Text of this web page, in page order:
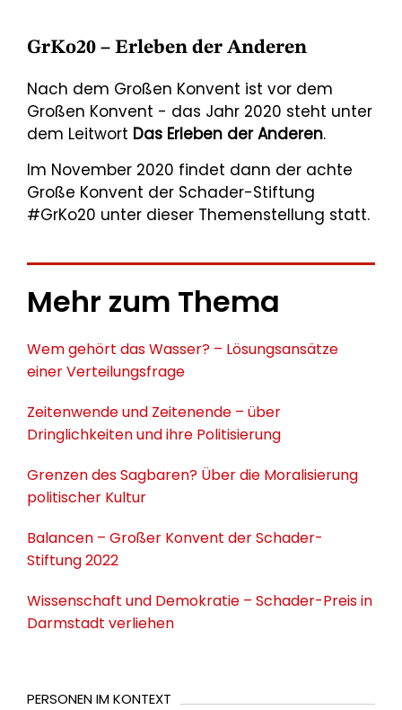
GrKo20 – Erleben der Anderen
Nach dem Großen Konvent ist vor dem
Großen Konvent - das Jahr 2020 steht unter
dem Leitwort Das Erleben der Anderen.
Im November 2020 findet dann der achte
Große Konvent der Schader-Stiftung
#GrKo20 unter dieser Themenstellung statt.
Mehr zum Thema
Wem gehört das Wasser? – Lösungsansätze
einer Verteilungsfrage
Zeitenwende und Zeitenende – über
Dringlichkeiten und ihre Politisierung
Grenzen des Sagbaren? Über die Moralisierung
politischer Kultur
Balancen – Großer Konvent der Schader-
Stiftung 2022
Wissenschaft und Demokratie – Schader-Preis in
Darmstadt verliehen
PERSONEN IM KONTEXT